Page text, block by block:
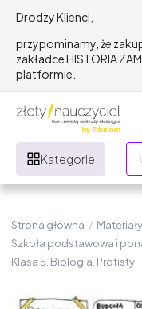
Drodzy Klienci,
przypominamy, że
zakładce HISTORIA
platformie.
Kategorie
Strona główna /
Szkoła podstawowa i
Klasa 5. Biologia. Protisty